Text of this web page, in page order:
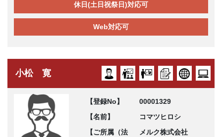
休日(土日祝祭日)対応可
Web対応可
小松 寛
【登録No】
00001329
【名前】
コマツヒロシ
【ご所属（法
メルク株式会社